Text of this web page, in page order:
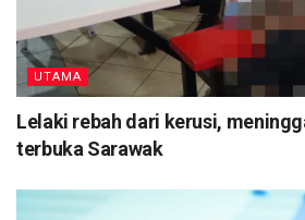
UTAMA
Lelaki rebah dari kerusi,
terbuka Sarawak